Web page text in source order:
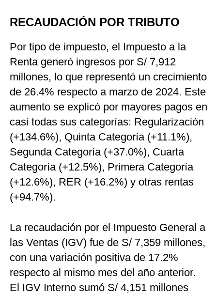
RECAUDACIÓN POR TRIBUTO
Por tipo de impuesto, el Impuesto a la
Renta generó ingresos por S/ 7,912
millones, lo que representó un crecimiento
de 26.4% respecto a marzo de 2024. Este
aumento se explicó por mayores pagos en
casi todas sus categorías: Regularización
(+134.6%), Quinta Categoría (+11.1%),
Segunda Categoría (+37.0%), Cuarta
Categoría (+12.5%), Primera Categoría
(+12.6%), RER (+16.2%) y otras rentas
(+94.7%).
La recaudación por el Impuesto General a
las Ventas (IGV) fue de S/ 7,359 millones,
con una variación positiva de 17.2%
respecto al mismo mes del año anterior.
El IGV Interno sumó S/ 4,151 millones